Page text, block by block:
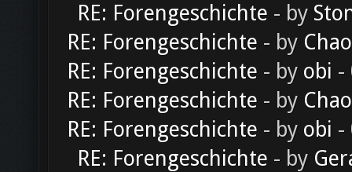
RE: Forengeschichte - by
RE: Forengeschichte - by
RE: Forengeschichte - by obi -
RE: Forengeschichte - by
RE: Forengeschichte - by obi -
RE: Forengeschichte - by